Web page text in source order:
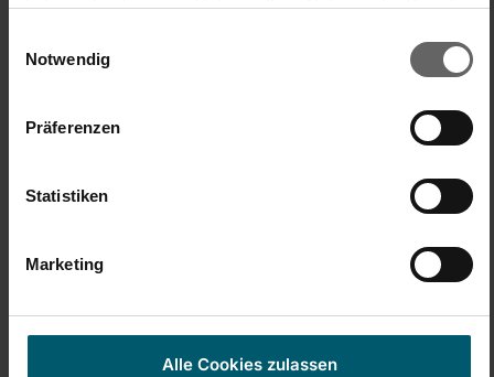
Cookies, wenn Sie unsere Webseite weiterhin nutzen.
Notwendig
Präferenzen
Statistiken
Marketing
Alle Cookies zulassen
5
War diese Bewertung hilfreich? vor 3 Jahren